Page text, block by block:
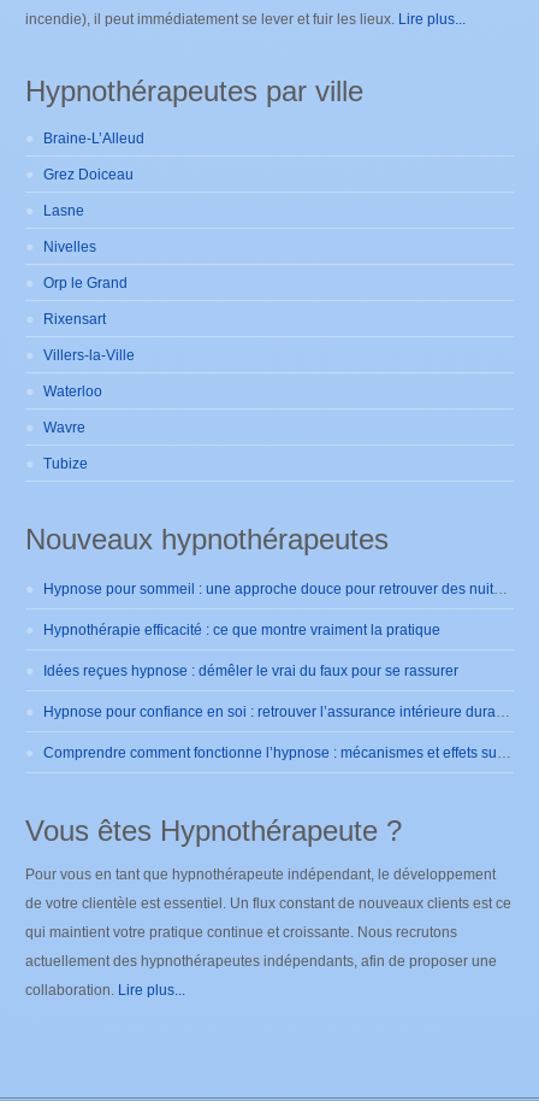
incendie), il peut immédiatement se lever et fuir les lieux. Lire plus...
Hypnothérapeutes par ville
Braine-L’Alleud
Grez Doiceau
Lasne
Nivelles
Orp le Grand
Rixensart
Villers-la-Ville
Waterloo
Wavre
Tubize
Nouveaux hypnothérapeutes
Hypnothérapie efficacité : ce que montre vraiment la pratique
Idées reçues hypnose : démêler le vrai du faux pour se rassurer
Vous êtes Hypnothérapeute ?
Pour vous en tant que hypnothérapeute indépendant, le développement
de votre clientèle est essentiel. Un flux constant de nouveaux clients est ce
qui maintient votre pratique continue et croissante. Nous recrutons
actuellement des hypnothérapeutes indépendants, afin de proposer une
collaboration. Lire plus...